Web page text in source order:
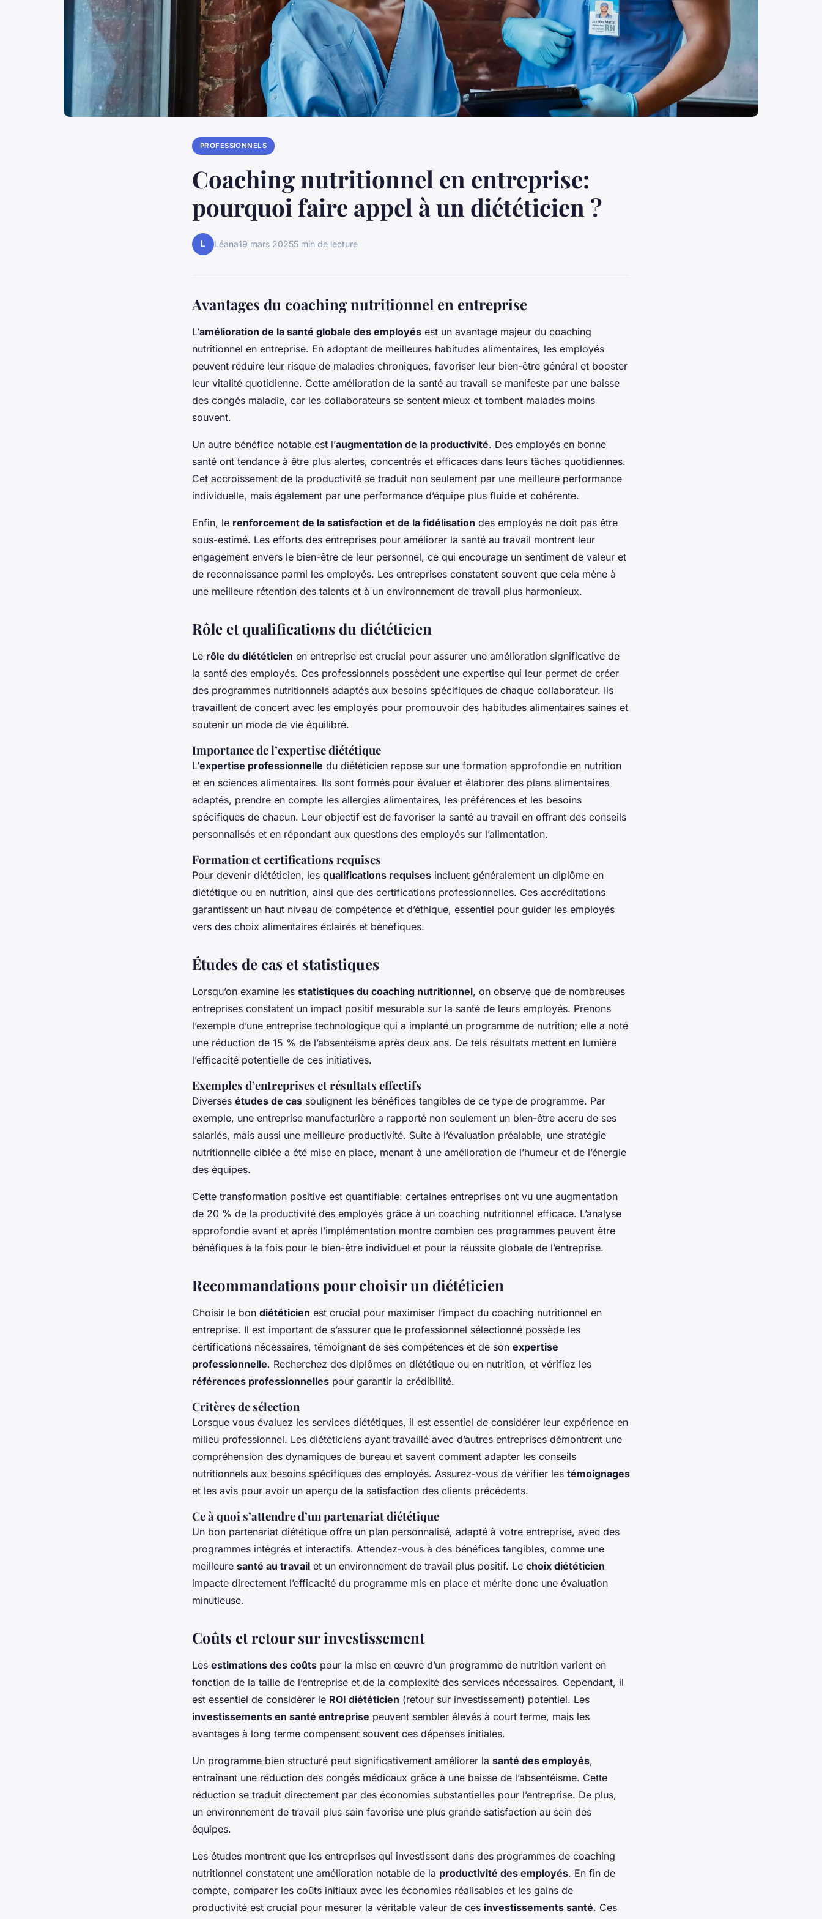
PROFESSIONNELS
Coaching nutritionnel en entreprise:
pourquoi faire appel à un diététicien ?
L Léana19 mars 20255 min de lecture
Avantages du coaching nutritionnel en entreprise
L’amélioration de la santé globale des employés est un avantage majeur du coaching
nutritionnel en entreprise. En adoptant de meilleures habitudes alimentaires, les employés
peuvent réduire leur risque de maladies chroniques, favoriser leur bien-être général et booster
leur vitalité quotidienne. Cette amélioration de la santé au travail se manifeste par une baisse
des congés maladie, car les collaborateurs se sentent mieux et tombent malades moins
souvent.
Un autre bénéfice notable est l’augmentation de la productivité. Des employés en bonne
santé ont tendance à être plus alertes, concentrés et efficaces dans leurs tâches quotidiennes.
Cet accroissement de la productivité se traduit non seulement par une meilleure performance
individuelle, mais également par une performance d’équipe plus fluide et cohérente.
Enfin, le renforcement de la satisfaction et de la fidélisation des employés ne doit pas être
sous-estimé. Les efforts des entreprises pour améliorer la santé au travail montrent leur
engagement envers le bien-être de leur personnel, ce qui encourage un sentiment de valeur et
de reconnaissance parmi les employés. Les entreprises constatent souvent que cela mène à
une meilleure rétention des talents et à un environnement de travail plus harmonieux.
Rôle et qualifications du diététicien
Le rôle du diététicien en entreprise est crucial pour assurer une amélioration significative de
la santé des employés. Ces professionnels possèdent une expertise qui leur permet de créer
des programmes nutritionnels adaptés aux besoins spécifiques de chaque collaborateur. Ils
travaillent de concert avec les employés pour promouvoir des habitudes alimentaires saines et
soutenir un mode de vie équilibré.
Importance de l’expertise diététique
L’expertise professionnelle du diététicien repose sur une formation approfondie en nutrition
et en sciences alimentaires. Ils sont formés pour évaluer et élaborer des plans alimentaires
adaptés, prendre en compte les allergies alimentaires, les préférences et les besoins
spécifiques de chacun. Leur objectif est de favoriser la santé au travail en offrant des conseils
personnalisés et en répondant aux questions des employés sur l’alimentation.
Formation et certifications requises
Pour devenir diététicien, les qualifications requises incluent généralement un diplôme en
diététique ou en nutrition, ainsi que des certifications professionnelles. Ces accréditations
garantissent un haut niveau de compétence et d’éthique, essentiel pour guider les employés
vers des choix alimentaires éclairés et bénéfiques.
Études de cas et statistiques
Lorsqu’on examine les statistiques du coaching nutritionnel, on observe que de nombreuses
entreprises constatent un impact positif mesurable sur la santé de leurs employés. Prenons
l’exemple d’une entreprise technologique qui a implanté un programme de nutrition; elle a noté
une réduction de 15 % de l’absentéisme après deux ans. De tels résultats mettent en lumière
l’efficacité potentielle de ces initiatives.
Exemples d’entreprises et résultats effectifs
Diverses études de cas soulignent les bénéfices tangibles de ce type de programme. Par
exemple, une entreprise manufacturière a rapporté non seulement un bien-être accru de ses
salariés, mais aussi une meilleure productivité. Suite à l’évaluation préalable, une stratégie
nutritionnelle ciblée a été mise en place, menant à une amélioration de l’humeur et de l’énergie
des équipes.
Cette transformation positive est quantifiable: certaines entreprises ont vu une augmentation
de 20 % de la productivité des employés grâce à un coaching nutritionnel efficace. L’analyse
approfondie avant et après l’implémentation montre combien ces programmes peuvent être
bénéfiques à la fois pour le bien-être individuel et pour la réussite globale de l’entreprise.
Recommandations pour choisir un diététicien
Choisir le bon diététicien est crucial pour maximiser l’impact du coaching nutritionnel en
entreprise. Il est important de s’assurer que le professionnel sélectionné possède les
certifications nécessaires, témoignant de ses compétences et de son expertise
professionnelle. Recherchez des diplômes en diététique ou en nutrition, et vérifiez les
références professionnelles pour garantir la crédibilité.
Critères de sélection
Lorsque vous évaluez les services diététiques, il est essentiel de considérer leur expérience en
milieu professionnel. Les diététiciens ayant travaillé avec d’autres entreprises démontrent une
compréhension des dynamiques de bureau et savent comment adapter les conseils
nutritionnels aux besoins spécifiques des employés. Assurez-vous de vérifier les témoignages
et les avis pour avoir un aperçu de la satisfaction des clients précédents.
Ce à quoi s’attendre d’un partenariat diététique
Un bon partenariat diététique offre un plan personnalisé, adapté à votre entreprise, avec des
programmes intégrés et interactifs. Attendez-vous à des bénéfices tangibles, comme une
meilleure santé au travail et un environnement de travail plus positif. Le choix diététicien
impacte directement l’efficacité du programme mis en place et mérite donc une évaluation
minutieuse.
Coûts et retour sur investissement
Les estimations des coûts pour la mise en œuvre d’un programme de nutrition varient en
fonction de la taille de l’entreprise et de la complexité des services nécessaires. Cependant, il
est essentiel de considérer le ROI diététicien (retour sur investissement) potentiel. Les
investissements en santé entreprise peuvent sembler élevés à court terme, mais les
avantages à long terme compensent souvent ces dépenses initiales.
Un programme bien structuré peut significativement améliorer la santé des employés,
entraînant une réduction des congés médicaux grâce à une baisse de l’absentéisme. Cette
réduction se traduit directement par des économies substantielles pour l’entreprise. De plus,
un environnement de travail plus sain favorise une plus grande satisfaction au sein des
équipes.
Les études montrent que les entreprises qui investissent dans des programmes de coaching
nutritionnel constatent une amélioration notable de la productivité des employés. En fin de
compte, comparer les coûts initiaux avec les économies réalisables et les gains de
productivité est crucial pour mesurer la véritable valeur de ces investissements santé. Ces